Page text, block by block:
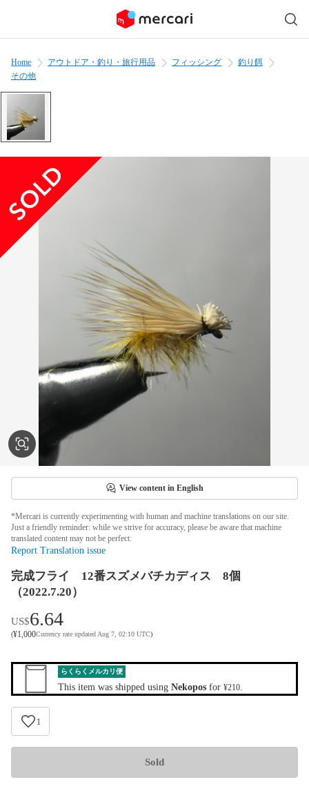
Home アウトドア・釣り・旅行用品 フィッシング
釣り餌
その他
View content in English
*Mercari is currently experimenting with human and machine translations on our site.
Just a friendly reminder: while we strive for accuracy, please be aware that machine
translated content may not be perfect.
Report Translation issue
完成フライ 12番スズメバチカディス 8個
（2022.7.20）
US$6.64
(¥1,000Currency rate updated Aug 7, 02:10 UTC)
らくらくメルカリ便
This item was shipped using Nekopos for ¥210
1
Sold